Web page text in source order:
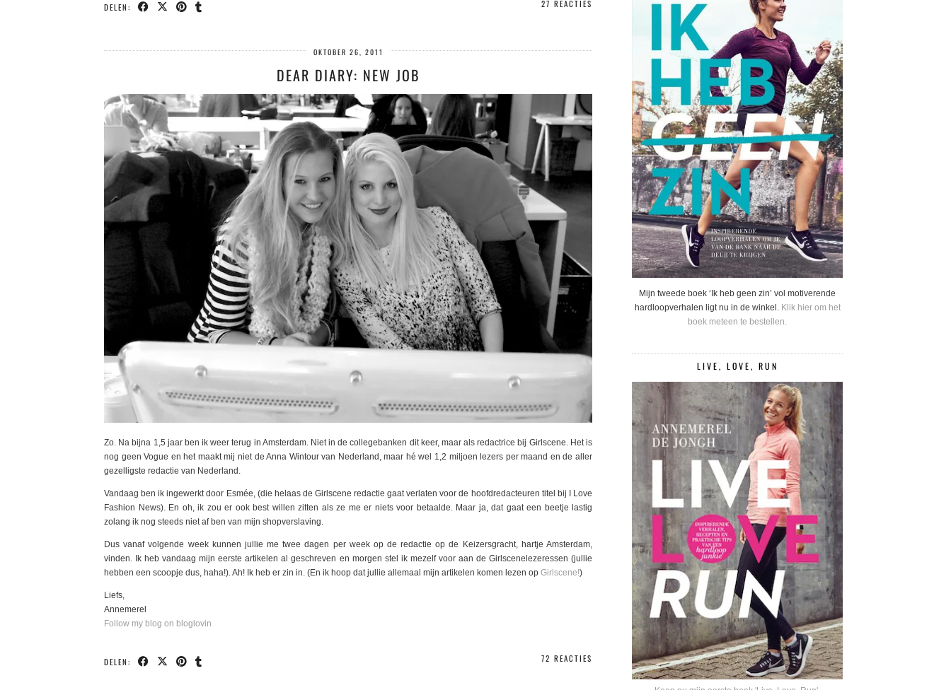
DELEN: 27 REACTIES
OKTOBER 26, 2011
DEAR DIARY: NEW JOB
Zo. Na bijna 1,5 jaar ben ik weer terug in Amsterdam. Niet in de collegebanken dit keer, maar als redactrice bij Girlscene. Het is
nog geen Vogue en het maakt mij niet de Anna Wintour van Nederland, maar hé wel 1,2 miljoen lezers per maand en de aller
gezelligste redactie van Nederland.
Vandaag ben ik ingewerkt door Esmée, (die helaas de Girlscene redactie gaat verlaten voor de hoofdredacteuren titel bij I Love
Fashion News). En oh, ik zou er ook best willen zitten als ze me er niets voor betaalde. Maar ja, dat gaat een beetje lastig
zolang ik nog steeds niet af ben van mijn shopverslaving.
Dus vanaf volgende week kunnen jullie me twee dagen per week op de redactie op de Keizersgracht, hartje Amsterdam,
vinden. Ik heb vandaag mijn eerste artikelen al geschreven en morgen stel ik mezelf voor aan de Girlscenelezeressen (jullie
hebben een scoopje dus, haha!). Ah! Ik heb er zin in. (En ik hoop dat jullie allemaal mijn artikelen komen lezen op Girlscene!)
Liefs,
Annemerel
Follow my blog on bloglovin
DELEN: 72 REACTIES
Mijn tweede boek ‘Ik heb geen zin’ vol motiverende
hardloopverhalen ligt nu in de winkel. Klik hier om het
boek meteen te bestellen.
LIVE, LOVE, RUN